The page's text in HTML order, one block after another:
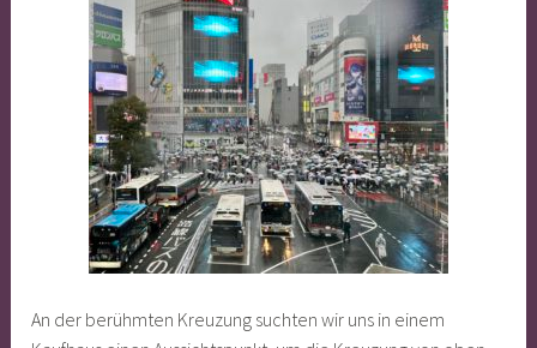
An der berühmten Kreuzung suchten wir uns in einem